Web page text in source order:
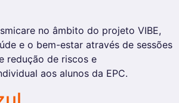
no âmbito do projeto VIBE,
e o bem-estar através de sessões
redução de riscos e
aos alunos da EPC.